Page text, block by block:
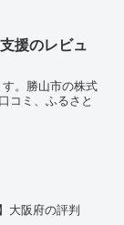
援のレビュ
。勝山市の株式
コミ、ふるさと
大阪府の評判